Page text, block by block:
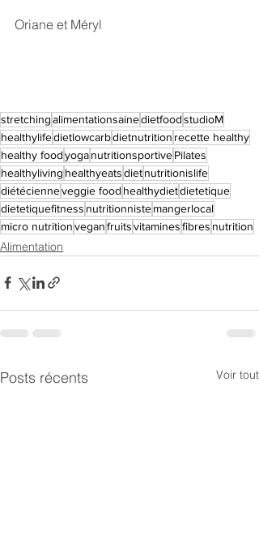
Oriane et Méryl
stretchingalimentationsainedietfoodstudioM
healthylifedietlowcarbdietnutrition recette healthy
healthy foodyoganutritionsportivePilates
healthyliving healthyeatsdietnutritionislife
diétécienneveggie food healthydietdietetique
dietetiquefitness nutritionnistemangerlocal
micro nutritionveganfruitsvitaminesfibres nutrition
Alimentation
Posts récents Voir tout